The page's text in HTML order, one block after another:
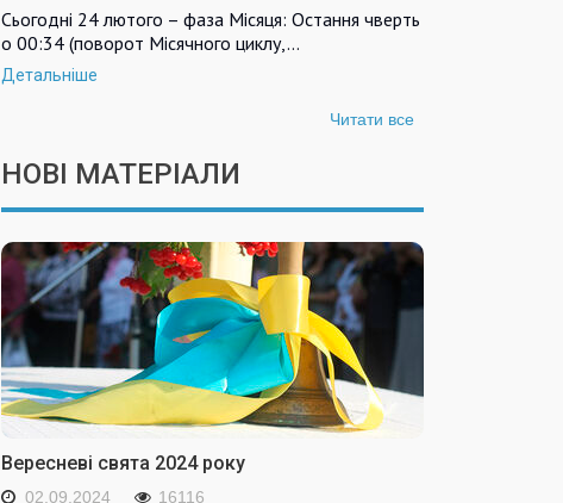
Сьогодні 24 лютого – фаза Місяця: Остання чверть
о 00:34 (поворот Місячного циклу,…
Детальніше
Читати все
НОВІ МАТЕРІАЛИ
Вересневі свята 2024 року
02.09.2024 16116